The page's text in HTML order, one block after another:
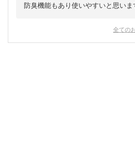
防臭機能もあり使いやすいと思いま
全ての